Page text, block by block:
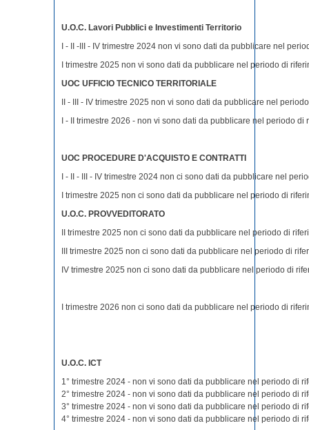
U.O.C. Lavori Pubblici e Investimenti Territorio
I - II -III - IV trimestre 2024 non vi sono dati da pubblicare nel
I trimestre 2025 non vi sono dati da pubblicare nel periodo di
UOC UFFICIO TECNICO TERRITORIALE
II - III - IV trimestre 2025 non vi sono dati da pubblicare nel
I - II trimestre 2026 - non vi sono dati da pubblicare nel periodo di
UOC PROCEDURE D'ACQUISTO E CONTRATTI
I - II - III - IV trimestre 2024 non ci sono dati da pubblicare nel
I trimestre 2025 non ci sono dati da pubblicare nel periodo di
U.O.C. PROVVEDITORATO
II trimestre 2025 non ci sono dati da pubblicare nel periodo di
III trimestre 2025 non ci sono dati da pubblicare nel periodo di
IV trimestre 2025 non ci sono dati da pubblicare nel periodo di
I trimestre 2026 non ci sono dati da pubblicare nel periodo di
U.O.C. ICT
1° trimestre 2024 - non vi sono dati da pubblicare nel periodo di
2° trimestre 2024 - non vi sono dati da pubblicare nel periodo di
3° trimestre 2024 - non vi sono dati da pubblicare nel periodo di
4° trimestre 2024 - non vi sono dati da pubblicare nel periodo di